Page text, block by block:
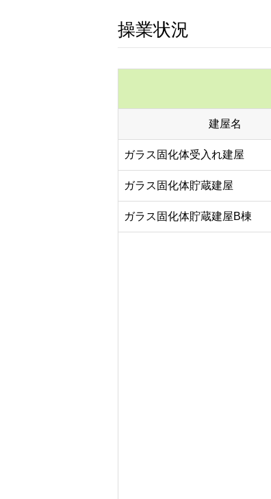
操業状況
建屋名
ガラス固化体受入れ建屋
ガラス固化体貯蔵建屋
ガラス固化体貯蔵建屋B棟